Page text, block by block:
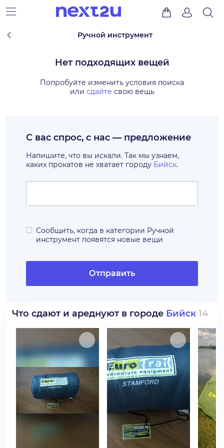
Ручной инструмент
Нет подходящих вещей
Попробуйте изменить условия поиска
или сдайте свою вещь
С вас спрос, с нас — предложение
Напишите, что вы искали. Так мы узнаем,
каких прокатов не хватает городу Бийск.
Сообщить, когда в категории Ручной
инструмент появятся новые вещи
Отправить
Что сдают и ареднуют в городе Бийск 14